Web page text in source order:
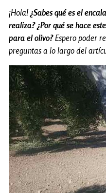
¡Hola! ¿Sabes qué es el
realiza? ¿Por qué se hace
para el olivo?Espero poder
preguntas a lo largo del